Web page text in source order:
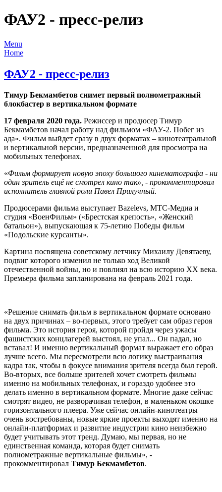
ФАУ2 - пресс-релиз
Menu
Home
ФАУ2 - пресс-релиз
Тимур Бекмамбетов снимет первый полнометражный
блокбастер в вертикальном формате
17 февраля 2020 года. Режиссер и продюсер Тимур
Бекмамбетов начал работу над фильмом «ФАУ-2. Побег из
ада». Фильм выйдет сразу в двух форматах – кинотеатральной
и вертикальной версии, предназначенной для просмотра на
мобильных телефонах.
«Фильм формирует новую эпоху большого кинематографа - ни
один зритель ещё не смотрел кино так», - прокомментировал
исполнитель главной роли Павел Прилучный.
Продюсерами фильма выступает Bazelevs, МТС-Медиа и
студия «ВоенФильм» («Брестская крепость», «Женский
батальон»), выпускающая к 75-летию Победы фильм
«Подольские курсанты».
Картина посвящена советскому летчику Михаилу Девятаеву,
подвиг которого изменил не только ход Великой
отечественной войны, но и повлиял на всю историю ХХ века.
Премьера фильма запланирована на февраль 2021 года.
«Решение снимать фильм в вертикальном формате основано
на двух причинах – во-первых, этого требует сам образ героя
фильма. Это история героя, которой пройдя через ужасы
фашистских концлагерей выстоял, не упал... Он падал, но
вставал! И именно вертикальный формат выражает его образ
лучше всего. Мы пересмотрели всю логику выстраивания
кадра так, чтобы в фокусе внимания зрителя всегда был герой.
Во-вторых, все больше зрителей хочет смотреть фильмы
именно на мобильных телефонах, и гораздо удобнее это
делать именно в вертикальном формате. Многие даже сейчас
смотрят видео, не разворачивая телефон, в маленьком окошке
горизонтального плеера. Уже сейчас онлайн-кинотеатры
очень востребованы, новые яркие проекты выходят именно на
онлайн-платформах и развитие индустрии кино неизбежно
будет учитывать этот тренд. Думаю, мы первая, но не
единственная команда, которая будет снимать
полнометражные вертикальные фильмы», -
прокомментировал Тимур Бекмамбетов.